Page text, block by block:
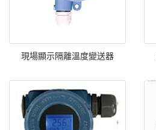
現場顯示隔離溫度變送器